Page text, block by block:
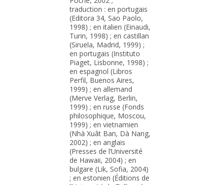
traduction : en portugais
(Editora 34, Sao Paolo,
1998) ; en italien (Einaudi,
Turin, 1998) ; en castillan
(Siruela, Madrid, 1999) ;
en portugais (Instituto
Piaget, Lisbonne, 1998) ;
en espagnol (Libros
Perfil, Buenos Aires,
1999) ; en allemand
(Merve Verlag, Berlin,
1999) ; en russe (Fonds
philosophique, Moscou,
1999) ; en vietnamien
(Nhà Xuât Ban, Dà Nang,
2002) ; en anglais
(Presses de l’Université
de Hawaii, 2004) ; en
bulgare (Lik, Sofia, 2004)
; en estonien (Éditions de